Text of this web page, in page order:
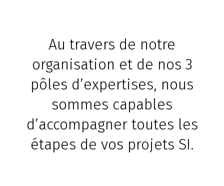
Au travers de notre
organisation et de nos 3
pôles d’expertises, nous
sommes capables
d’accompagner toutes les
étapes de vos projets SI.